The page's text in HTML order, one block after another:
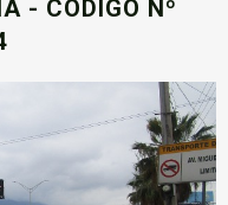
- CÓDIGO Nº